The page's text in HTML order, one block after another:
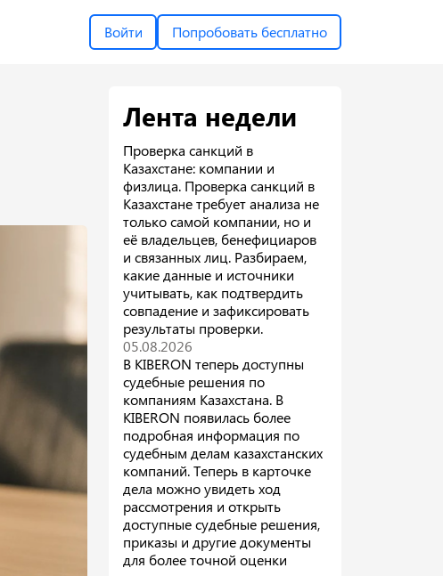
Войти Попробовать бесплатно
Лента недели
Проверка санкций в
Казахстане: компании и
физлица. Проверка санкций в
Казахстане требует анализа не
только самой компании, но и
её владельцев, бенефициаров
и связанных лиц. Разбираем,
какие данные и источники
учитывать, как подтвердить
совпадение и зафиксировать
результаты проверки.
05.08.2026
В KIBERON теперь доступны
судебные решения по
компаниям Казахстана. В
KIBERON появилась более
подробная информация по
судебным делам казахстанских
компаний. Теперь в карточке
дела можно увидеть ход
рассмотрения и открыть
доступные судебные решения,
приказы и другие документы
для более точной оценки